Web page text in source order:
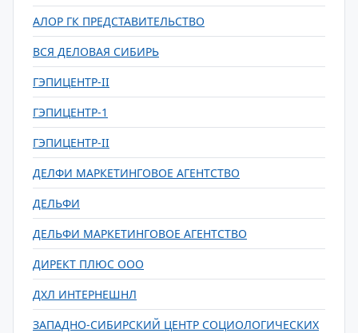
АЛОР ГК ПРЕДСТАВИТЕЛЬСТВО
ВСЯ ДЕЛОВАЯ СИБИРЬ
ГЭПИЦЕНТР-II
ГЭПИЦЕНТР-1
ГЭПИЦЕНТР-II
ДЕЛФИ МАРКЕТИНГОВОЕ АГЕНТСТВО
ДЕЛЬФИ
ДЕЛЬФИ МАРКЕТИНГОВОЕ АГЕНТСТВО
ДИРЕКТ ПЛЮС ООО
ДХЛ ИНТЕРНЕШНЛ
ЗАПАДНО-СИБИРСКИЙ ЦЕНТР СОЦИОЛОГИЧЕСКИХ